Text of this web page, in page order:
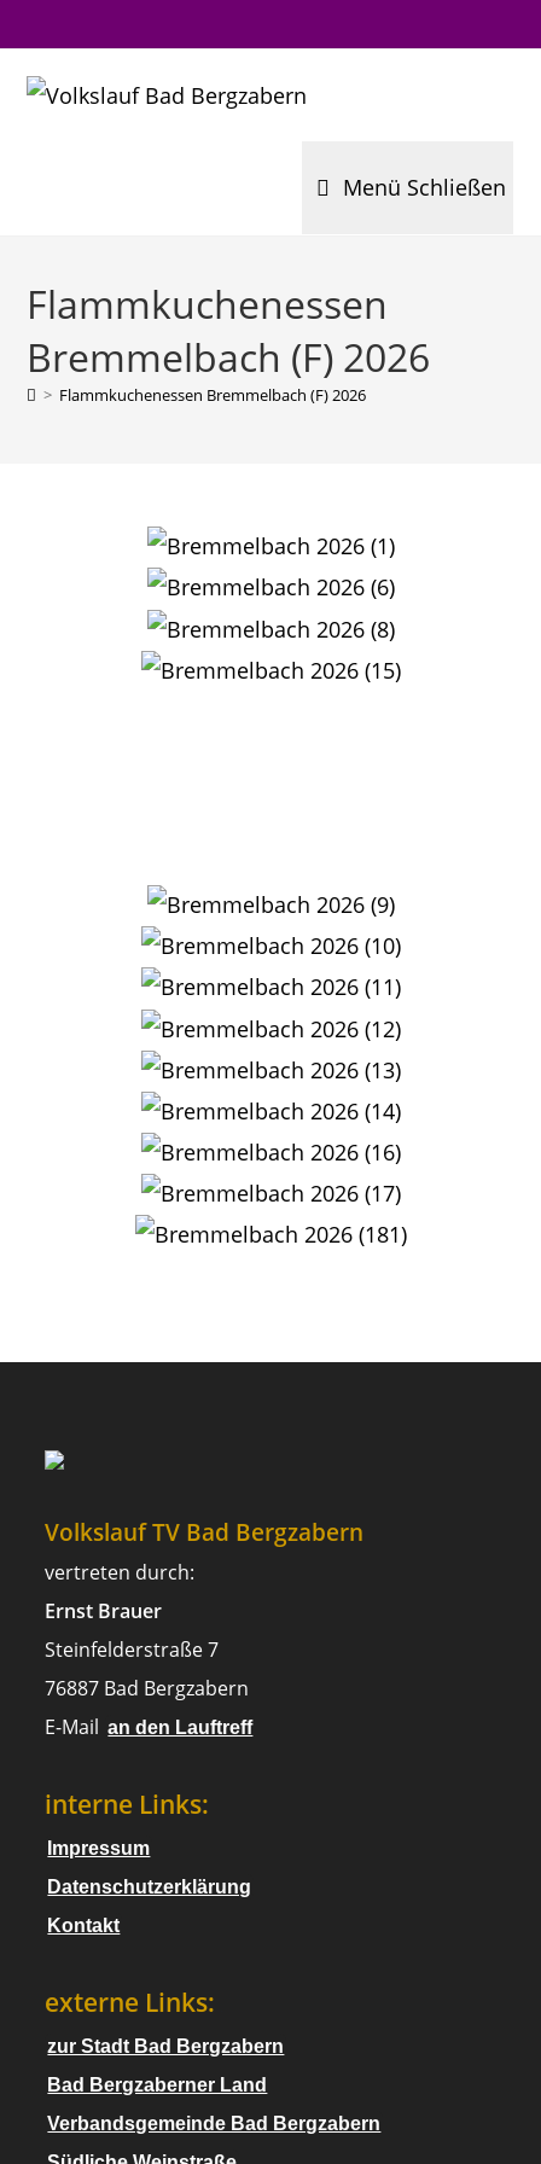
Inhalt
springen
Menü Schließen
Flammkuchenessen
Bremmelbach (F) 2026
> Flammkuchenessen Bremmelbach (F) 2026
Volkslauf TV Bad Bergzabern
vertreten durch:
Ernst Brauer
Steinfelderstraße 7
76887 Bad Bergzabern
E-Mail an den Lauftreff
interne Links:
Impressum
Datenschutzerklärung
Kontakt
externe Links:
zur Stadt Bad Bergzabern
Bad Bergzaberner Land
Verbandsgemeinde Bad Bergzabern